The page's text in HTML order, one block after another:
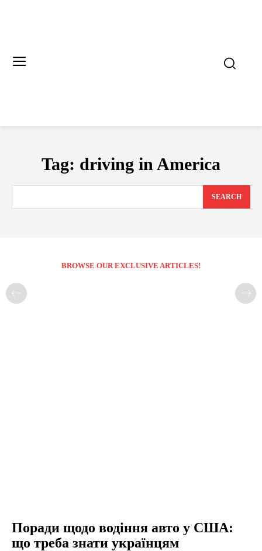
Tag: driving in America
SEARCH
BROWSE OUR EXCLUSIVE ARTICLES!
Поради щодо водіння авто у США:
що треба знати українцям